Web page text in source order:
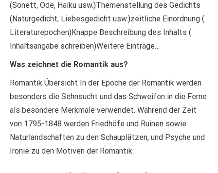
(Sonett, Ode, Haiku usw.)Themenstellung des Gedichts
(Naturgedicht, Liebesgedicht usw.)zeitliche Einordnung (
Literaturepochen)Knappe Beschreibung des Inhalts (
Inhaltsangabe schreiben)Weitere Einträge…
Was zeichnet die Romantik aus?
Romantik Übersicht In der Epoche der Romantik werden
besonders die Sehnsucht und das Schweifen in die Ferne
als besondere Merkmale verwendet. Während der Zeit
von 1795-1848 werden Friedhöfe und Ruinen sowie
Naturlandschaften zu den Schauplätzen, und Psyche und
Ironie zu den Motiven der Romantik.